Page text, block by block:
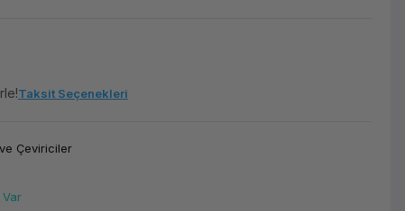
Taksit Seçenekleri
Çeviriciler
Var